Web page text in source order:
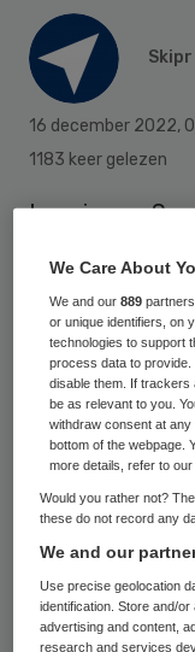
16 december 2022,
1183 keer gelezen
Leonie van
organisatie
mensen met
Holland. Zij
een
kinderen en
beperking,
In haar
aan de
We Care About
We and our889
or unique identifiers, on
technologies to support
process data to provide.
disable them. If trackers
be as relevant to you.
withdraw consent at
bottom of the webpage.
more details, refer to
Would you rather not?
these do not record any
We and our
Use precise geolocation
identification. Store and/
advertising and content,
research and services